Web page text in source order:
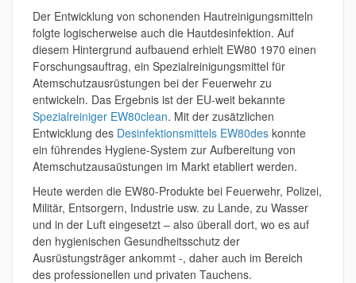
Der Entwicklung von schonenden Hautreinigungsmitteln
folgte logischerweise auch die Hautdesinfektion. Auf
diesem Hintergrund aufbauend erhielt EW80 1970 einen
Forschungsauftrag, ein Spezialreinigungsmittel für
Atemschutzausrüstungen bei der Feuerwehr zu
entwickeln. Das Ergebnis ist der EU-weit bekannte
Spezialreiniger EW80clean. Mit der zusätzlichen
Entwicklung des Desinfektionsmittels EW80des konnte
ein führendes Hygiene-System zur Aufbereitung von
Atemschutzausaüstungen im Markt etabliert werden.
Heute werden die EW80-Produkte bei Feuerwehr, Polizei,
Militär, Entsorgern, Industrie usw. zu Lande, zu Wasser
und in der Luft eingesetzt – also überall dort, wo es auf
den hygienischen Gesundheitsschutz der
Ausrüstungsträger ankommt -, daher auch im Bereich
des professionellen und privaten Tauchens.